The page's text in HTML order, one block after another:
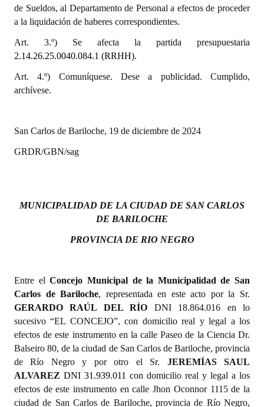
REFORMA DE LA CARTA ORGÁNICA
de Sueldos, al Departamento de Personal a efectos de proceder
a la liquidación de haberes correspondientes.
Art. 3.º) Se afecta la partida presupuestaria
2.14.26.25.0040.084.1 (RRHH).
Art. 4.º) Comuníquese. Dese a publicidad. Cumplido,
archívese.
San Carlos de Bariloche, 19 de diciembre de 2024
GRDR/GBN/sag
MUNICIPALIDAD DE LA CIUDAD DE SAN CARLOS
DE BARILOCHE
PROVINCIA DE RIO NEGRO
Entre elConcejo Municipal de la Municipalidad de San
Carlos de Bariloche, representada en este acto por la Sr.
GERARDO RAÚL DEL RÍO
DNI 18.864.016 en lo
sucesivo “EL CONCEJO”, con domicilio real y legal a los
efectos de este instrumento en la calle Paseo de la Ciencia Dr.
Balseiro 80, de la ciudad de San Carlos de Bariloche, provincia
de Río Negro y por otro el Sr. JEREMÍAS SAUL
ALVAREZ DNI 31.939.011 con domicilio real y legal a los
efectos de este instrumento en calle Jhon Oconnor 1115 de la
ciudad de San Carlos de Bariloche, provincia de Río Negro,